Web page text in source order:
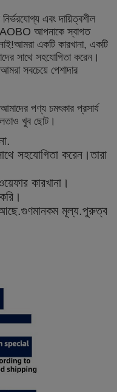
এবং দায়িত্বশীল
আপনাকে স্বাগত
একটি কারখানা, একটি
সাথে সহযোগিতা করেন।
সবচেয়ে পেশাদার
পণ্য চমৎকার প্রসার্য
খুব ছোট।
সহযোগিতা করেন।তারা
কারখানা।
আছে.গুণমানকম মূল্য.পুরুত্ব